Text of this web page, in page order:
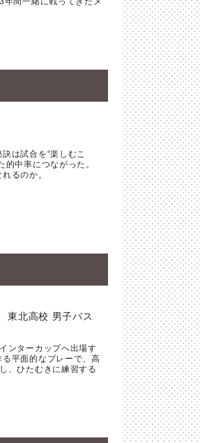
は試合を“楽しむこ
的中率につながった。
るのか。
東北高校 男子バス
ンターカップへ出場す
平面的なプレーで、高
、ひたむきに練習する